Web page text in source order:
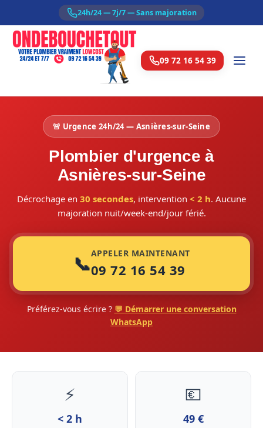
24h/24 — 7j/7 — Sans majoration
09 72 16 54 39
🚨 Urgence 24h/24 — Asnières-sur-Seine
Plombier d'urgence à
Asnières-sur-Seine
Décrochage en 30 secondes, intervention < 2 h. Aucune
majoration nuit/week-end/jour férié.
📞APPELER MAINTENANT
09 72 16 54 39
Préférez-vous écrire ? 💬 Démarrer une conversation
WhatsApp
⚡
< 2 h
💶
49 €